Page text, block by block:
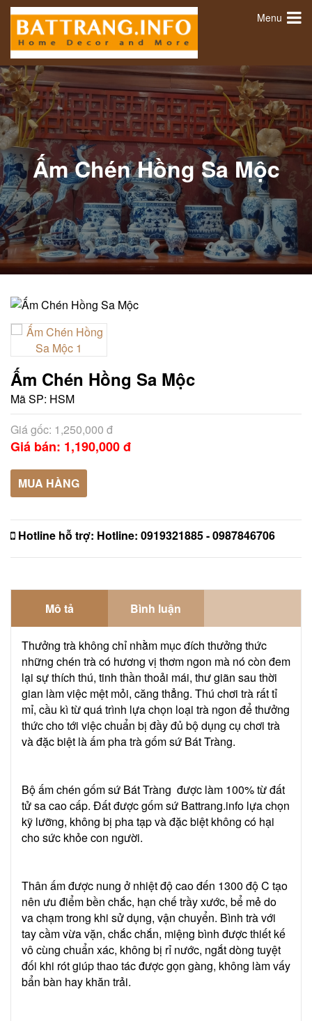
Menu
Ấm Chén Hồng Sa Mộc
Ấm Chén Hồng Sa Mộc
Mã SP: HSM
Giá gốc: 1,250,000 đ
Giá bán: 1,190,000 đ
MUA HÀNG
Hotline hỗ trợ: Hotline: 0919321885 - 0987846706
Mô tả Bình luận
Thưởng trà không chỉ nhằm mục đích thưởng thức
những chén trà có hương vị thơm ngon mà nó còn đem
lại sự thích thú, tinh thần thoải mái, thư giãn sau thời
gian làm việc mệt mỏi, căng thẳng. Thú chơi trà rất tỉ
mỉ, cầu kì từ quá trình lựa chọn loại trà ngon để thưởng
thức cho tới việc chuẩn bị đầy đủ bộ dụng cụ chơi trà
và đặc biệt là ấm pha trà gốm sứ Bát Tràng.
Bộ ấm chén gốm sứ Bát Tràng được làm 100% từ đất
tử sa cao cấp. Đất được gốm sứ Battrang.info lựa chọn
kỹ lưỡng, không bị pha tạp và đặc biệt không có hại
cho sức khỏe con người.
Thân ấm được nung ở nhiệt độ cao đến 1300 độ C tạo
nên ưu điểm bền chắc, hạn chế trầy xước, bể mẻ do
va chạm trong khi sử dụng, vận chuyển. Bình trà với
tay cầm vừa vặn, chắc chắn, miệng bình được thiết kế
vô cùng chuẩn xác, không bị rỉ nước, ngắt dòng tuyệt
đối khi rót giúp thao tác được gọn gàng, không làm vấy
bẩn bàn hay khăn trải.